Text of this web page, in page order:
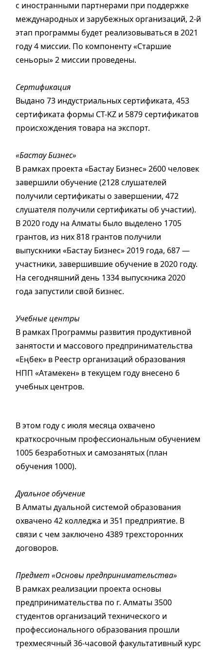
с иностранными партнерами при поддержке
международных и зарубежных организаций, 2-й
этап программы будет реализовываться в 2021
году 4 миссии. По компоненту «Старшие
сеньоры» 2 миссии проведены.
Сертификация
Выдано 73 индустриальных сертификата, 453
сертификата формы CT-KZ и 5879 сертификатов
происхождения товара на экспорт.
«Бастау Бизнес»
В рамках проекта «Бастау Бизнес» 2600 человек
завершили обучение (2128 слушателей
получили сертификаты о завершении, 472
слушателя получили сертификаты об участии).
В 2020 году на Алматы было выделено 1705
грантов, из них 818 грантов получили
выпускники «Бастау Бизнес» 2019 года, 687 —
участники, завершившие обучение в 2020 году.
На сегодняшний день 1334 выпускника 2020
года запустили свой бизнес.
Учебные центры
В рамках Программы развития продуктивной
занятости и массового предпринимательства
«Еңбек» в Реестр организаций образования
НПП «Атамекен» в текущем году внесено 6
учебных центров.
В этом году с июля месяца охвачено
краткосрочным профессиональным обучением
1005 безработных и самозанятых (план
обучения 1000).
Дуальное обучение
В Алматы дуальной системой образования
охвачено 42 колледжа и 351 предприятие. В
связи с чем заключено 4389 трехсторонних
договоров.
Предмет «Основы предпринимательства»
В рамках реализации проекта основы
предпринимательства по г. Алматы 3500
студентов организаций технического и
профессионального образования прошли
трехмесячный 36-часовой факультативный курс